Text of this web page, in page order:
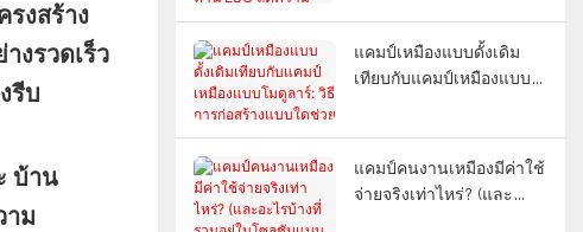
งสร้าง
งรวดเร็ว
รีบ
บ้าน
าม
และทนทานต่อแผ่นดิน
ไหว?
แคมป์เหมืองแบบดั้งเดิม
เทียบกับแคมป์เหมืองแบบ
ได้ 12 เดือน?
แคมป์คนงานเหมืองมีค่าใช้
จ่ายจริงเท่าไหร่? (และ